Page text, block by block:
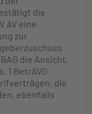
die
AV eine
zur
die Ansicht,
1 BetrAVG
die
ebenfalls